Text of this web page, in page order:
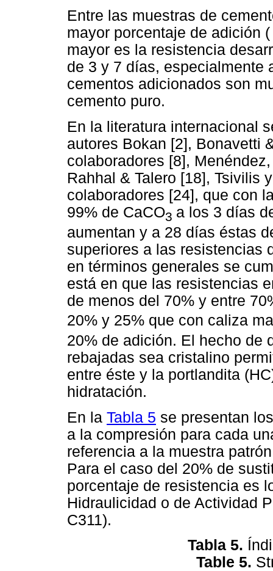
Entre las muestras de
mayor porcentaje de adición
mayor es la resistencia
de 3 y 7 días, especialmente
cementos adicionados son
cemento puro.
En la literatura internacional
autores Bokan [2], Bonavetti
colaboradores [8],
Rahhal & Talero [18], Tsivilis
colaboradores [24], que con
99% de CaCO3 a los 3 días
aumentan y a 28 días éstas
superiores a las resistencias
en términos generales se
está en que las resistencias
de menos del 70% y entre
20% y 25% que con caliza
20% de adición. El hecho de
rebajadas sea cristalino
entre éste y la portlandita
hidratación.
En la Tabla 5 se presentan
a la compresión para cada
referencia a la muestra
Para el caso del 20% de
porcentaje de resistencia es
Hidraulicidad o de Actividad
C311).
Tabla 5.
Table 5.